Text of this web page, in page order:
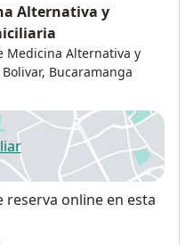
Alternativa y
Medicina Alternativa y
, Bucaramanga
abre en una nueva
reserva online en esta